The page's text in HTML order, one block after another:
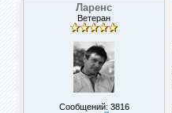
Ларенс
Ветеран
Сообщений: 3816